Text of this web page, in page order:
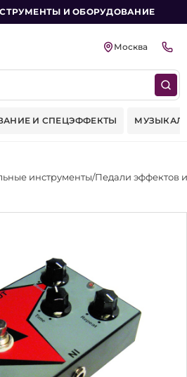
И ОБОРУДОВАНИЕ
Москва
МУЗЫКАЛЬНЫЕ ИНСТРУМЕНТЫ
инструменты Педали эффектов